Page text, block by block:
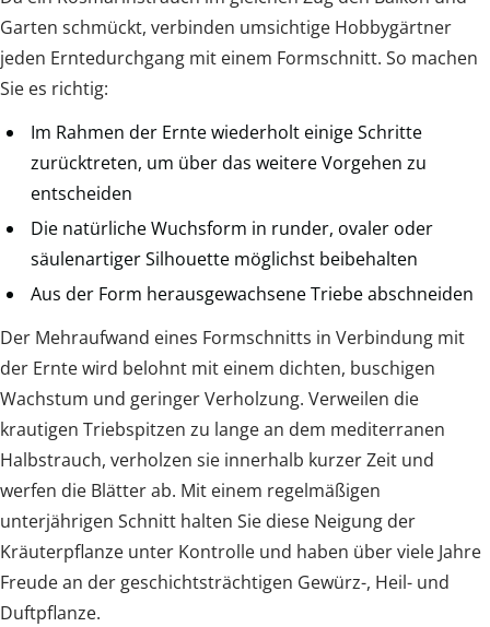
Garten schmückt, verbinden umsichtige Hobbygärtner
jeden Erntedurchgang mit einem Formschnitt. So machen
Sie es richtig:
Im Rahmen der Ernte wiederholt einige Schritte
zurücktreten, um über das weitere Vorgehen zu
entscheiden
Die natürliche Wuchsform in runder, ovaler oder
säulenartiger Silhouette möglichst beibehalten
Aus der Form herausgewachsene Triebe abschneiden
Der Mehraufwand eines Formschnitts in Verbindung mit
der Ernte wird belohnt mit einem dichten, buschigen
Wachstum und geringer Verholzung. Verweilen die
krautigen Triebspitzen zu lange an dem mediterranen
Halbstrauch, verholzen sie innerhalb kurzer Zeit und
werfen die Blätter ab. Mit einem regelmäßigen
unterjährigen Schnitt halten Sie diese Neigung der
Kräuterpflanze unter Kontrolle und haben über viele Jahre
Freude an der geschichtsträchtigen Gewürz-, Heil- und
Duftpflanze.